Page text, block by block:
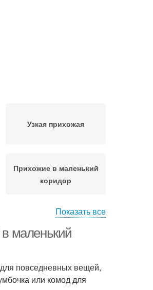
Узкая прихожая
Прихожие в маленький
коридор
Показать все
маленький
повседневных вещей,
или комод для